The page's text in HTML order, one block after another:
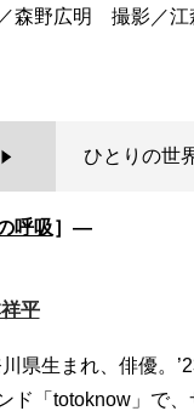
森野広明 撮影／
ひとりの世
呼吸］―
平
川県生まれ、俳優。
ド「totoknow」で